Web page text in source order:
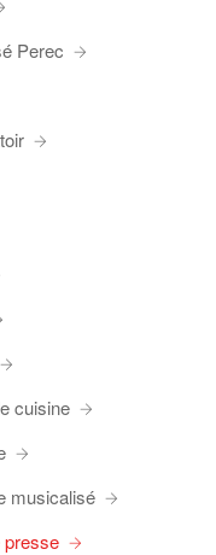
Perec
cuisine
musicalisé
presse